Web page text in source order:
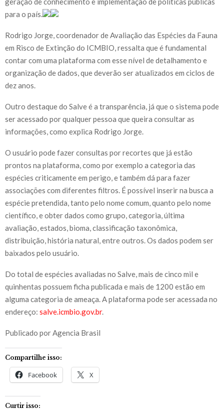
para o país.
Rodrigo Jorge, coordenador de Avaliação das Espécies da Fauna
em Risco de Extinção do ICMBIO, ressalta que é fundamental
contar com uma plataforma com esse nível de detalhamento e
organização de dados, que deverão ser atualizados em ciclos de
dez anos.
Outro destaque do Salve é a transparência, já que o sistema pode
ser acessado por qualquer pessoa que queira consultar as
informações, como explica Rodrigo Jorge.
O usuário pode fazer consultas por recortes que já estão
prontos na plataforma, como por exemplo a categoria das
espécies criticamente em perigo, e também dá para fazer
associações com diferentes filtros. É possível inserir na busca a
espécie pretendida, tanto pelo nome comum, quanto pelo nome
científico, e obter dados como grupo, categoria, última
avaliação, estados, bioma, classificação taxonômica,
distribuição, história natural, entre outros. Os dados podem ser
baixados pelo usuário.
Do total de espécies avaliadas no Salve, mais de cinco mil e
quinhentas possuem ficha publicada e mais de 1200 estão em
alguma categoria de ameaça. A plataforma pode ser acessada no
endereço: salve.icmbio.gov.br.
Publicado por Agencia Brasil
Compartilhe isso:
Facebook X
Curtir isso: